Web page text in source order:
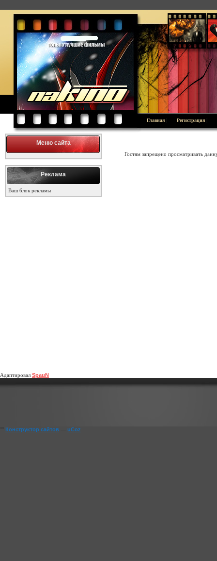
Главная Регистрация
Меню сайта
Реклама
Ваш блок рекламы
Гостям запрещено просматривать
Адаптировал SpauN
Конструктор сайтов uCoz